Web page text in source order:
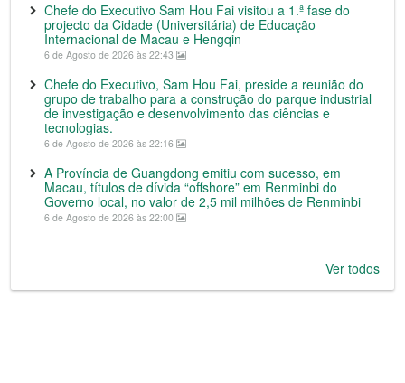
Chefe do Executivo Sam Hou Fai visitou a 1.ª fase do
projecto da Cidade (Universitária) de Educação
Internacional de Macau e Hengqin
6 de Agosto de 2026 às 22:43
Chefe do Executivo, Sam Hou Fai, preside a reunião do
grupo de trabalho para a construção do parque industrial
de investigação e desenvolvimento das ciências e
tecnologias.
6 de Agosto de 2026 às 22:16
A Província de Guangdong emitiu com sucesso, em
Macau, títulos de dívida “offshore” em Renminbi do
Governo local, no valor de 2,5 mil milhões de Renminbi
6 de Agosto de 2026 às 22:00
Ver todos